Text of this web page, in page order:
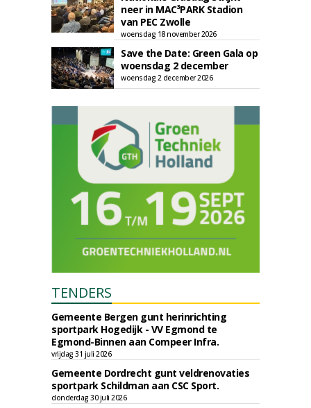
neer in MAC³PARK Stadion
van PEC Zwolle
woensdag 18 november 2026
Save the Date: Green Gala op
woensdag 2 december
woensdag 2 december 2026
TENDERS
Gemeente Bergen gunt herinrichting
sportpark Hogedijk - VV Egmond te
Egmond-Binnen aan Compeer Infra.
vrijdag 31 juli 2026
Gemeente Dordrecht gunt veldrenovaties
sportpark Schildman aan CSC Sport.
donderdag 30 juli 2026